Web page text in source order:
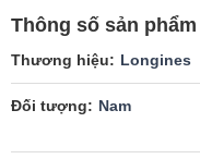
Thông số sản
Thương hiệu Longines
Đối tượng Nam